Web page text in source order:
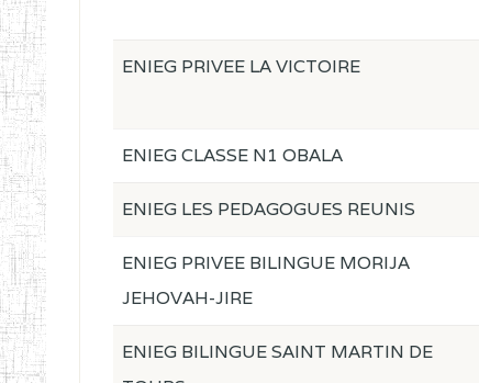
ENIEG PRIVEE LA VICTOIRE
ENIEG CLASSE N1 OBALA
ENIEG LES PEDAGOGUES REUNIS
ENIEG PRIVEE BILINGUE MORIJA
JEHOVAH-JIRE
ENIEG BILINGUE SAINT MARTIN DE